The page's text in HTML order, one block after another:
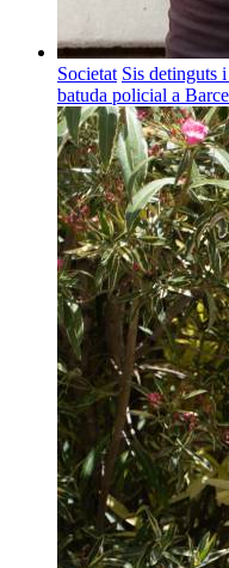
Societat Sis detinguts
batuda policial a